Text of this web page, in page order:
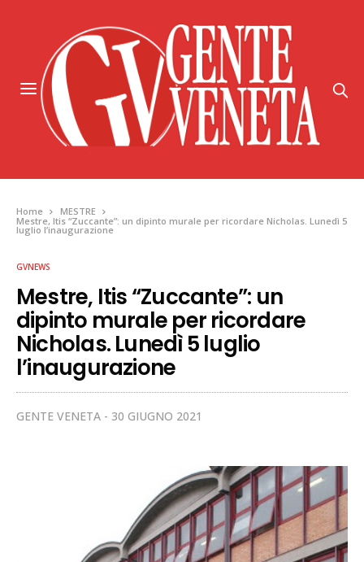
Home
MESTRE
Mestre, Itis “Zuccante”: un dipinto murale per ricordare Nicholas. Lunedì 5
luglio l’inaugurazione
GVNEWS
Mestre, Itis “Zuccante”: un
dipinto murale per ricordare
Nicholas. Lunedì 5 luglio
l’inaugurazione
GENTE VENETA 30 GIUGNO 2021